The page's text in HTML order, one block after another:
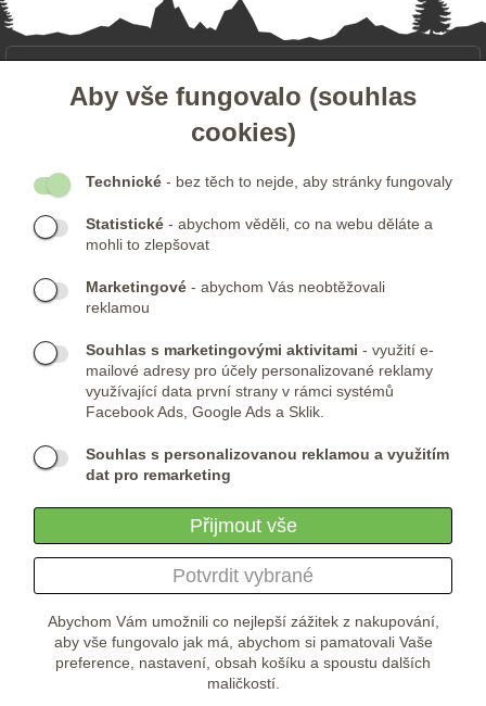
Aby vše fungovalo (souhlas
cookies)
Abychom Vám umožnili co nejlepší zážitek z nakupování,
aby vše fungovalo jak má, abychom si pamatovali Vaše
preference, nastavení, obsah košíku a spoustu dalších
maličkostí.
Technické - bez těch to nejde, aby stránky fungovaly
Statistické - abychom věděli, co na webu děláte a
mohli to zlepšovat
Marketingové - abychom Vás neobtěžovali
reklamou
Souhlas s marketingovými aktivitami - využití e-
mailové adresy pro účely personalizované reklamy
využívající data první strany v rámci systémů
Facebook Ads, Google Ads a Sklik.
Souhlas s personalizovanou reklamou a využitím
dat pro remarketing
Potvrdit vybrané
Přijmout vše
- NEWSLETTER
KONTAKTY:
KONTAKTNÍ FORMULÁŘ
Telefon:
PROVOZOVNA:
Studénka 160
549 31 Velké Poříčí
Česká republika